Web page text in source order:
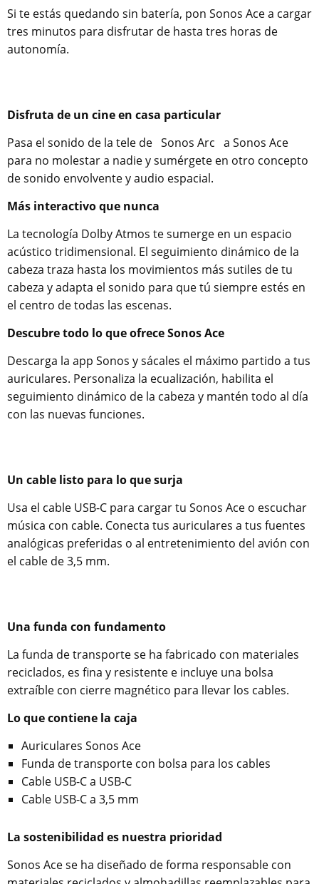
Si te estás quedando sin batería, pon Sonos Ace a cargar
tres minutos para disfrutar de hasta tres horas de
autonomía.
Disfruta de un cine en casa particular
Pasa el sonido de la tele de Sonos Arc a Sonos Ace
para no molestar a nadie y sumérgete en otro concepto
de sonido envolvente y audio espacial.
Más interactivo que nunca
La tecnología Dolby Atmos te sumerge en un espacio
acústico tridimensional. El seguimiento dinámico de la
cabeza traza hasta los movimientos más sutiles de tu
cabeza y adapta el sonido para que tú siempre estés en
el centro de todas las escenas.
Descubre todo lo que ofrece Sonos Ace
Descarga la app Sonos y sácales el máximo partido a tus
auriculares. Personaliza la ecualización, habilita el
seguimiento dinámico de la cabeza y mantén todo al día
con las nuevas funciones.
Un cable listo para lo que surja
Usa el cable USB-C para cargar tu Sonos Ace o escuchar
música con cable. Conecta tus auriculares a tus fuentes
analógicas preferidas o al entretenimiento del avión con
el cable de 3,5 mm.
Una funda con fundamento
La funda de transporte se ha fabricado con materiales
reciclados, es fina y resistente e incluye una bolsa
extraíble con cierre magnético para llevar los cables.
Lo que contiene la caja
Auriculares Sonos Ace
Funda de transporte con bolsa para los cables
Cable USB-C a USB-C
Cable USB-C a 3,5 mm
La sostenibilidad es nuestra prioridad
Sonos Ace se ha diseñado de forma responsable con